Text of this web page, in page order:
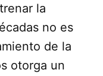
la
no es
de la
otorga un